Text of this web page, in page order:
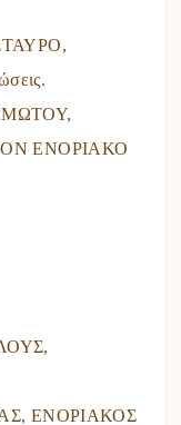
ΕΝΟΡΙΑΚΟ
ΕΝΟΡΙΑΚΟΣ